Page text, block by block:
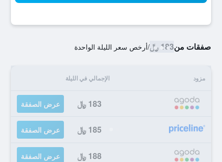
صفقات من183 ﷼ /أرخص سعر الليلة الواحدة
مزود الإجمالي في الليلة
183 ﷼ عرض الصفقة
185 ﷼ عرض الصفقة
188 ﷼ عرض الصفقة